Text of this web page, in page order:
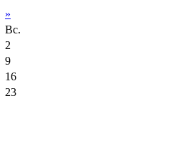
»
Вс.
2
9
16
23